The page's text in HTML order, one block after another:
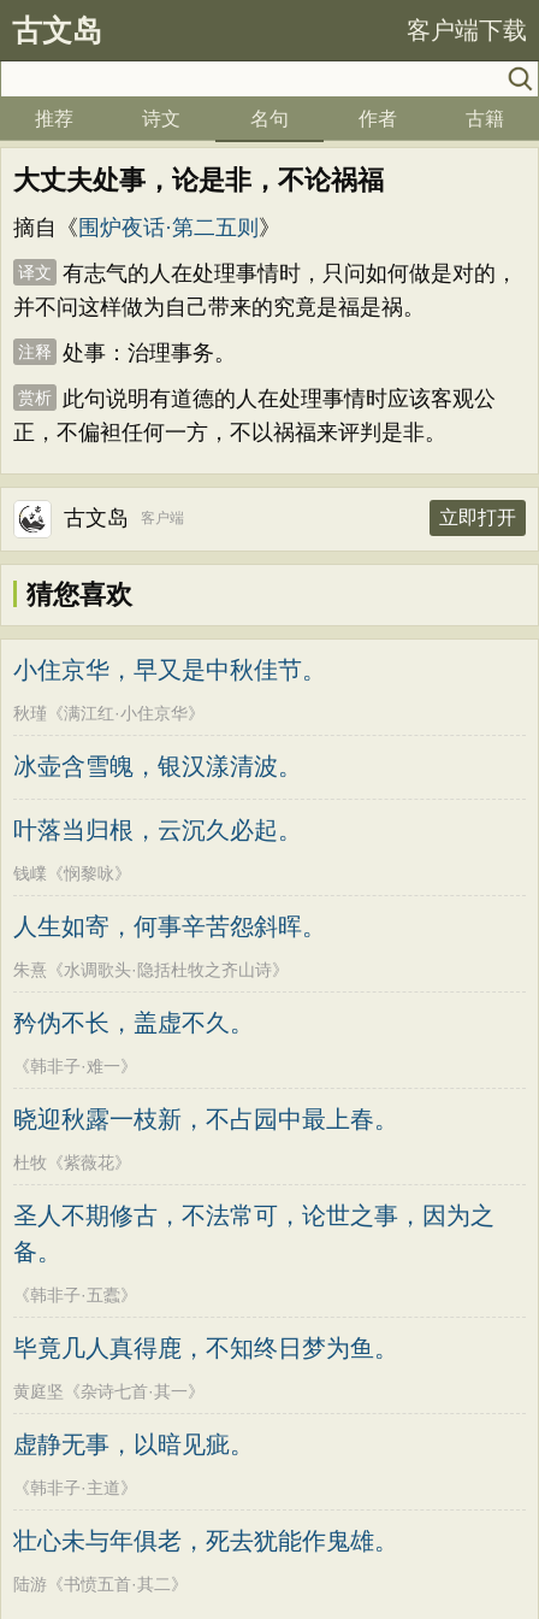
古文岛 客户端下载
推荐 诗文 名句 作者 古籍
大丈夫处事，论是非，不论祸福
摘自《 围炉夜话·第二五则 》
译文
有志气的人在处理事情时，只问如何做是对的，
并不问这样做为自己带来的究竟是福是祸。
注释 处事：治理事务。
赏析
此句说明有道德的人在处理事情时应该客观公
正，不偏袒任何一方，不以祸福来评判是非。
古文岛 客户端 立即打开
猜您喜欢
小住京华，早又是中秋佳节。
秋瑾《满江红·小住京华》
冰壶含雪魄，银汉漾清波。
叶落当归根，云沉久必起。
钱嶫《悯黎咏》
人生如寄，何事辛苦怨斜晖。
朱熹《水调歌头·隐括杜牧之齐山诗》
矜伪不长，盖虚不久。
《韩非子·难一》
晓迎秋露一枝新，不占园中最上春。
杜牧《紫薇花》
圣人不期修古，不法常可，论世之事，因为之
备。
《韩非子·五蠹》
毕竟几人真得鹿，不知终日梦为鱼。
黄庭坚《杂诗七首·其一》
虚静无事，以暗见疵。
《韩非子·主道》
壮心未与年俱老，死去犹能作鬼雄。
陆游《书愤五首·其二》